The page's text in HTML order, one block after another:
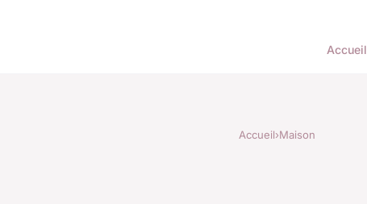
Accueil
Accueil›Maison